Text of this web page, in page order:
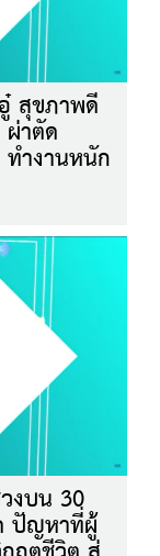
สุขภาพดี
าตัด
ทำงานหนัก
งบน 30
ปัญหาที่ผู้